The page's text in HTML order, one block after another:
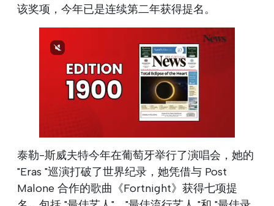
该奖项，今年已是连续第二年获得提名。
泰勒-斯威夫特今年在葡萄牙举行了演唱会，她的
"Eras "巡演打破了世界纪录，她凭借与 Post
Malone 合作的歌曲《Fortnight》获得七项提